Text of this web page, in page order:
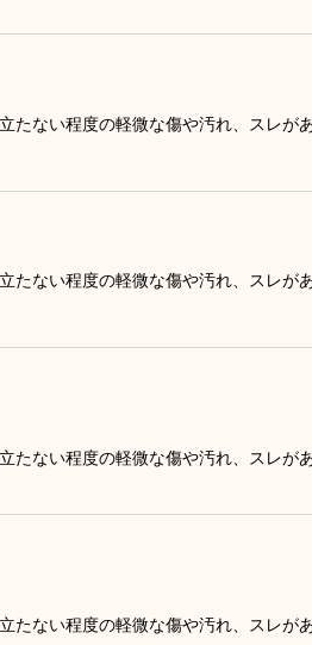
ない程度の軽微な傷や汚れ、スレが
ない程度の軽微な傷や汚れ、スレが
ない程度の軽微な傷や汚れ、スレが
ない程度の軽微な傷や汚れ、スレが